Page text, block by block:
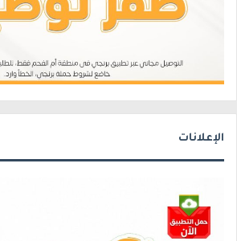
الإعلانات